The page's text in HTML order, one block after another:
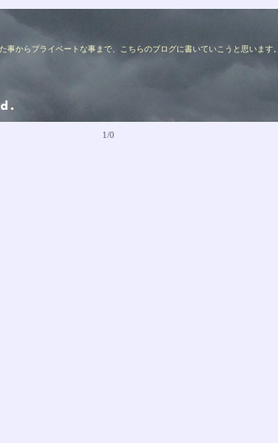
からプライベートな事まで、こちらのブログに書いていこうと思います。
1/0